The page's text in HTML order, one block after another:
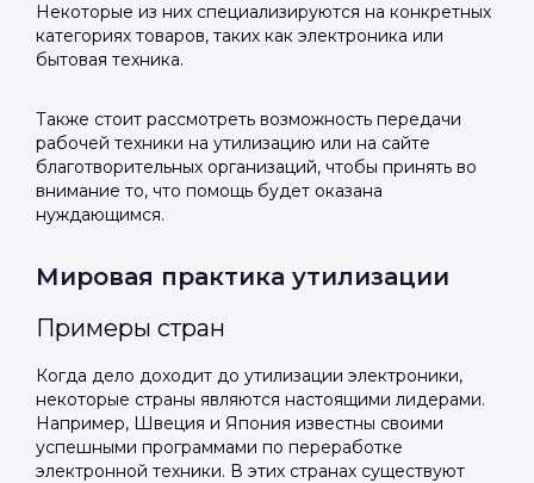
Некоторые из них специализируются на конкретных
категориях товаров, таких как электроника или
бытовая техника.
Также стоит рассмотреть возможность передачи
рабочей техники на утилизацию или на сайте
благотворительных организаций, чтобы принять во
внимание то, что помощь будет оказана
нуждающимся.
Мировая практика утилизации
Примеры стран
Когда дело доходит до утилизации электроники,
некоторые страны являются настоящими лидерами.
Например, Швеция и Япония известны своими
успешными программами по переработке
электронной техники. В этих странах существуют